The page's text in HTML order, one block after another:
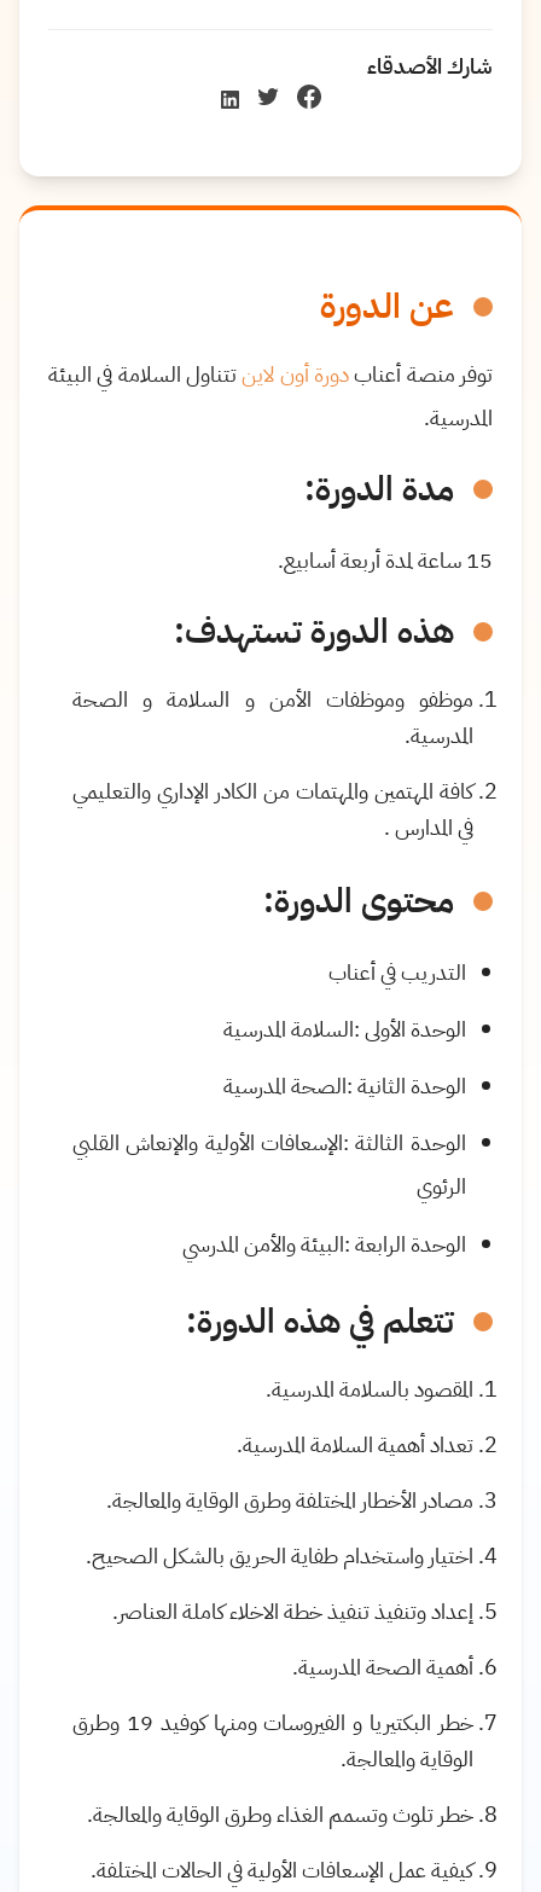
عن الدورة
توفر منصة أعنابدورة أون لاينتتناول السلامة في البيئة
المدرسية.
مدة الدورة:
15 ساعة لمدة أربعة أسابيع.
هذه الدورة تستهدف:
موظفو وموظفات الأمن و السلامة و الصحة
المدرسية.
كافة المهتمين والمهتمات من الكادر الإداري والتعليمي
في المدارس.
محتوى الدورة:
التدريب في أعناب
الوحدة الأولى:السلامة المدرسية
الوحدة الثانية:الصحة المدرسية
الوحدة الثالثة:الإسعافات الأولية والإنعاش القلبي
الرئوي
الوحدة الرابعة:البيئة والأمن المدرسي
تتعلم في هذه الدورة:
المقصود بالسلامة المدرسية.
تعداد أهمية السلامة المدرسية.
مصادر الأخطار المختلفة وطرق الوقاية والمعالجة.
اختيار واستخدام طفاية الحريق بالشكل الصحيح.
إعداد وتنفيذ تنفيذ خطة الاخلاء كاملة العناصر.
أهمية الصحة المدرسية.
خطر البكتيريا و الفيروسات ومنها كوفيد 19 وطرق
الوقاية والمعالجة.
خطر تلوث وتسمم الغذاء وطرق الوقاية والمعالجة.
كيفية عمل الإسعافات الأولية في الحالات المختلفة.
شارك الأصدقاء